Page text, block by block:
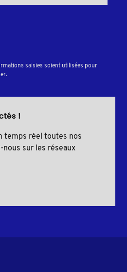
saisies soient utilisées pour
!
temps réel toutes nos
nous sur les réseaux